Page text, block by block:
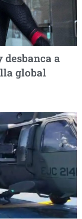
desbanca a
global